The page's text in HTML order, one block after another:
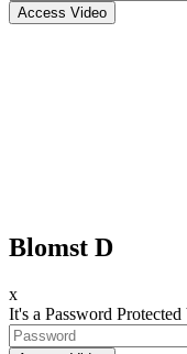
Blomst D
x
It's a Password